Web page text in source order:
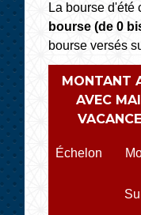
La bourse d'été
bourse (de 0
bourse versés
MONTANT
AVEC
Échelon